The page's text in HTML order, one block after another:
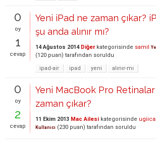
0
oy
1
cevap
Yeni iPad ne zaman çıkar?
şu anda alınır mı?
14 Ağustos 2014 Diğerkategorisinde samil
(120 puan) tarafından soruldu
ipad-air
ipad yeni alınır-mı
0
oy
2
cevap
Yeni MacBook Pro
zaman çıkar?
11 Ekim 2013 Mac Ailesi kategorisinde
Kullanıcı (230 puan) tarafından soruldu